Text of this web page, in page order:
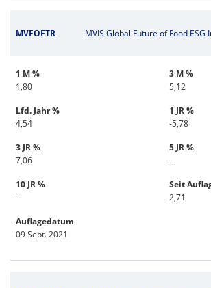
MVFOFTR MVIS Global Future of Food ESG
1 M %
1,80
3 M %
5,12
Lfd. Jahr %
4,54
1 JR %
-5,78
3 JR %
7,06
5 JR %
--
10 JR %
--
Seit
2,71
Auflagedatum
09 Sept. 2021